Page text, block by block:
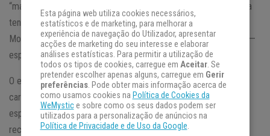
“magia” ou “arte de curar”. O responsável por registrar a primeira
tenda umbandista do Brasil foi o jovem Pai Zélio Fernandino de
Moraes, ao ter incorporado do Caboclo das Sete Encruzilhadas —
espírito que o teria ajudado a criar a religião.
O espírito teria então estabelecido como norma as práticas de
caridade através dos atendimentos realizados pelos mentores
espirituais — prestando uma espécie de socorro aos que viriam
recorrer aos centros de Umbanda.
Esta página web utiliza cookies necessários,
estatísticos e de marketing, para melhorar a
experiência de navegação do Utilizador, apresentar
acções de marketing do seu interesse e elaborar
análises estatísticas. Para permitir a utilização de
todos os tipos de cookies, carregue em Aceitar. Se
pretender escolher apenas alguns, carregue em Gerir
preferências. Pode obter mais informação acerca de
como usamos cookies na Política de Cookies da
WeMystice sobre como os seus dados podem ser
utilizados para a personalização de anúncios na
Política de Privacidade e de Uso da Google.